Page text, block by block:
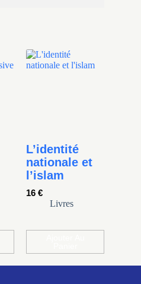
L’identité
nationale et
l’islam
16 €
Livres